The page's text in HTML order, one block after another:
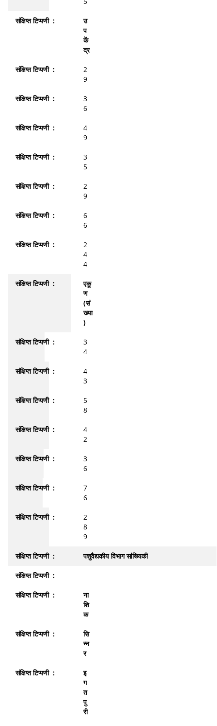
उ
प
कें
द्र
2
9
3
6
4
9
3
5
2
9
6
6
2
4
4
एकू
ण
(सं
ख्या
)
3
4
4
3
5
8
4
2
3
6
7
6
2
8
9
पशुवैद्यकीय विभाग सांख्यिकी
ना
शि
क
सि
न्न
र
इ
ग
त
पु
री